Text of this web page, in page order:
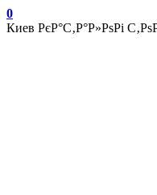
0
Киев РєР°С‚Р°Р»РѕРі